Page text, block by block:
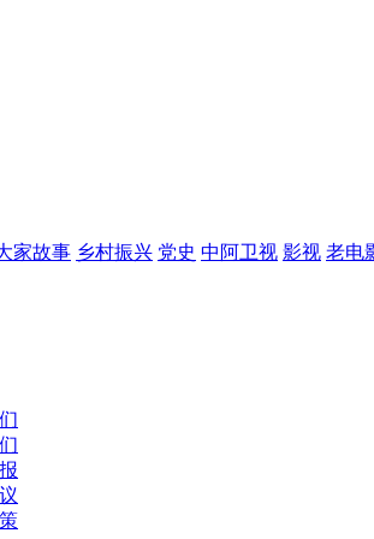
家故事 乡村振兴 党史 中阿卫视 影视 老电